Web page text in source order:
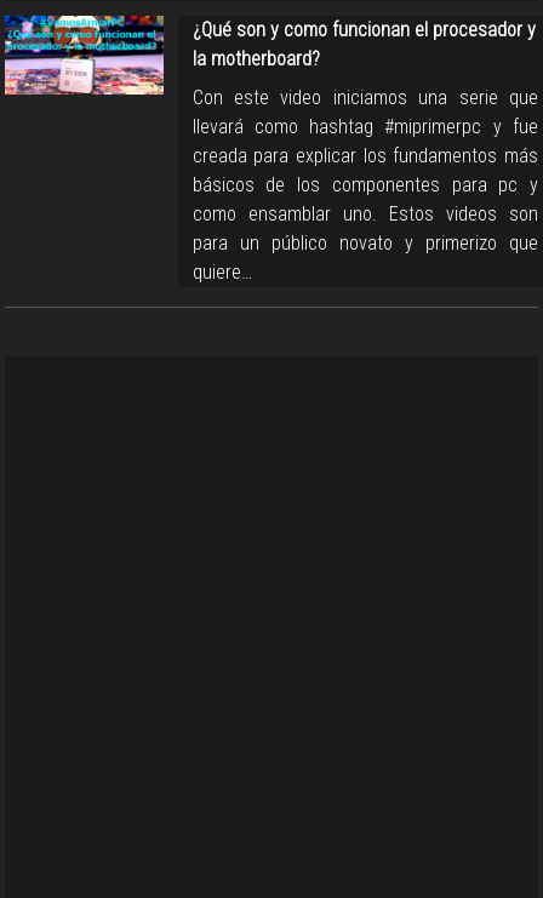
¿Qué son y como funcionan el procesador y
la motherboard?
Con este video iniciamos una serie que
llevará como hashtag #miprimerpc y fue
creada para explicar los fundamentos más
básicos de los componentes para pc y
como ensamblar uno. Estos videos son
para un público novato y primerizo que
quiere…